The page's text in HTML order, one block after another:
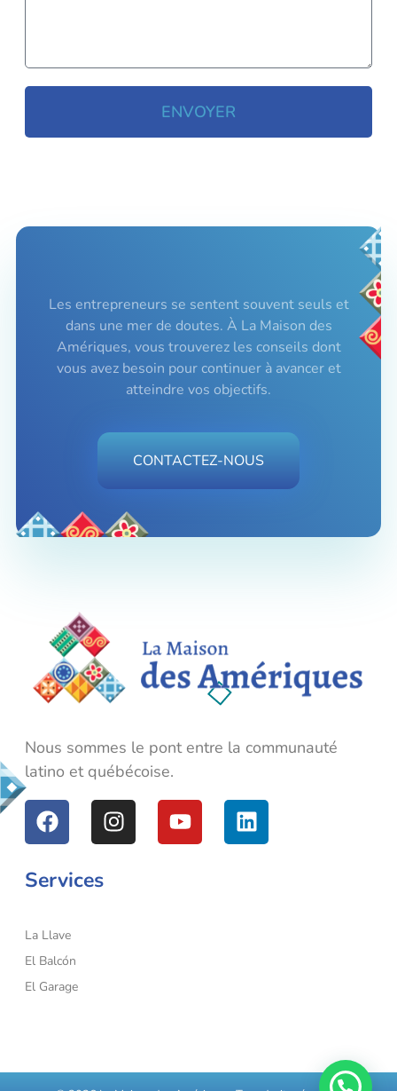
ENVOYER
Les entrepreneurs se sentent souvent seuls et
dans une mer de doutes. À La Maison des
Amériques, vous trouverez les conseils dont
vous avez besoin pour continuer à avancer et
atteindre vos objectifs.
CONTACTEZ-NOUS
Nous sommes le pont entre la communauté
latino et québécoise.
Services
La Llave
El Balcón
El Garage